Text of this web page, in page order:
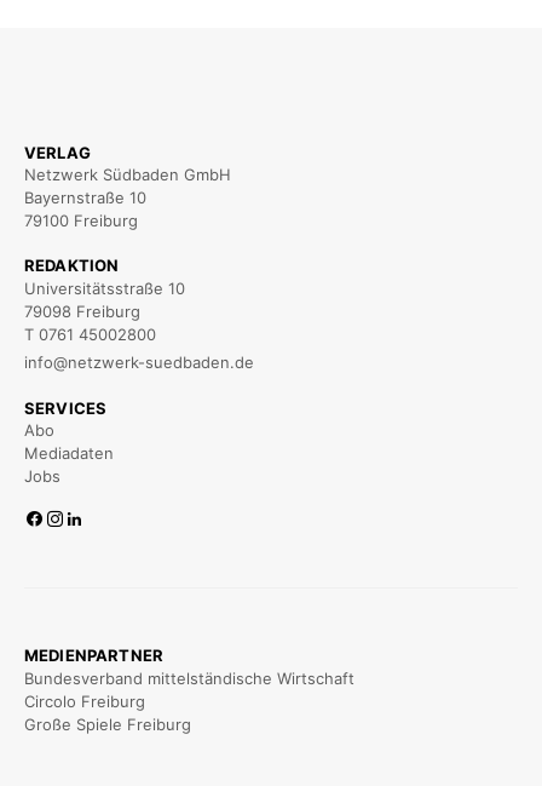
VERLAG
Netzwerk Südbaden GmbH
Bayernstraße 10
79100 Freiburg
REDAKTION
Universitätsstraße 10
79098 Freiburg
T 0761 45002800
info@netzwerk-suedbaden.de
SERVICES
Abo
Mediadaten
Jobs
MEDIENPARTNER
Bundesverband mittelständische Wirtschaft
Circolo Freiburg
Große Spiele Freiburg